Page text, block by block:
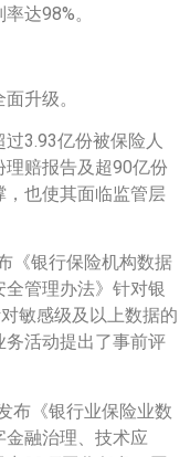
达98%。
升级。
3.93亿份被保险人
赔报告及超90亿份
也使其面临监管层
《银行保险机构数据
管理办法》针对银
敏感级及以上数据的
活动提出了事前评
布《银行业保险业数
融治理、技术应